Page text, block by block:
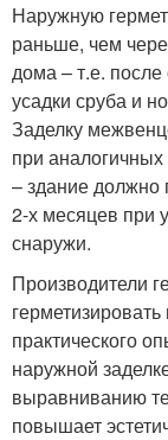
Наружную
раньше, чем
дома – т.е.
усадки сруба и
Заделку
при
– здание должно
2-х месяцев при
снаружи.
Производители
практического
наружной
выравниванию
повышает